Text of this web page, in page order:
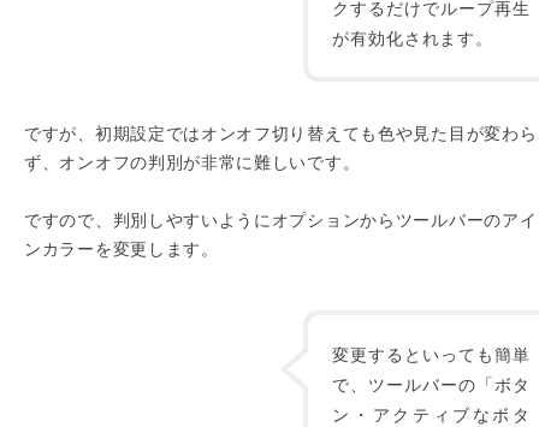
クするだけでループ再生
が有効化されます。
ですが、初期設定ではオンオフ切り替えても色や見た目が変わら
ず、オンオフの判別が非常に難しいです。
ですので、判別しやすいようにオプションからツールバーのア
ンカラーを変更します。
変更するといっても簡単
で、ツールバーの「ボタ
ン・アクティブなボタ